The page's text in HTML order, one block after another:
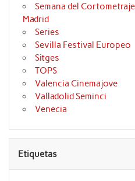
Semana del
Madrid
Series
Sevilla Festival Europeo
Sitges
TOPS
Valencia Cinemajove
Valladolid Seminci
Venecia
Etiquetas